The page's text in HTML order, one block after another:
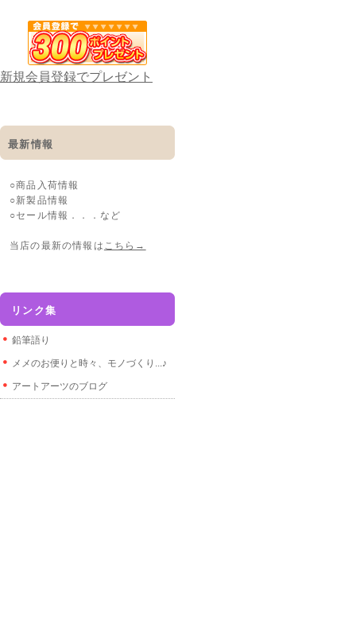
新規会員登録でプレゼント
最新情報
○商品入荷情報
○新製品情報
○セール情報．．．など
当店の最新の情報は こちら→
リンク集
鉛筆語り
メメのお便りと時々、モノづくり...♪
アートアーツのブログ